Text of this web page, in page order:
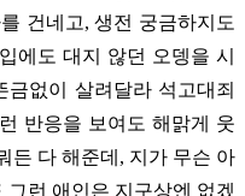
건네고, 생전 궁금하지도
에도 대지 않던 오뎅을 시
없이 살려달라 석고대죄
반응을 보여도 해맑게 웃
든 다 해준데, 지가 무슨 아
런 애인은 지구상엔 없겠